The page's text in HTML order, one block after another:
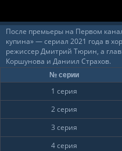
После премьеры на Первом
купина» — сериал 2021 года в
режиссер Дмитрий Тюрин, а
Коршунова и Даниил Страхов.
№ серии
1 серия
2 серия
3 серия
4 серия